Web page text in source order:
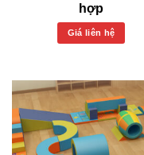
hợp
Giá liên hệ